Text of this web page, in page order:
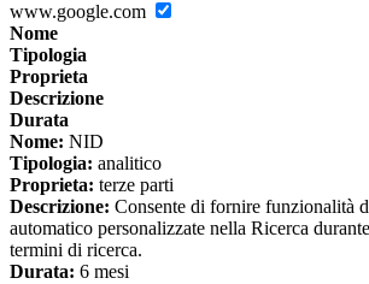
www.google.com
Nome
Tipologia
Proprieta
Descrizione
Durata
Nome: NID
Tipologia: analitico
Proprieta: terze parti
Descrizione: Consente di fornire funzionalità
automatico personalizzate nella Ricerca
termini di ricerca.
Durata: 6 mesi